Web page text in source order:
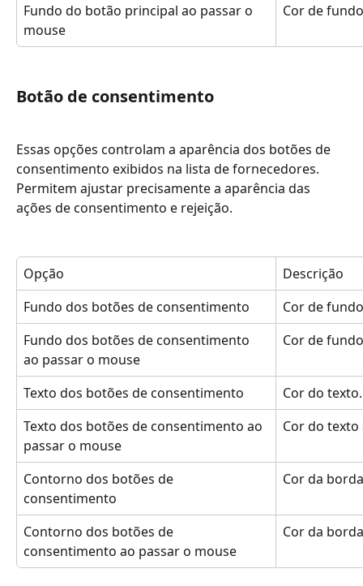
Fundo do botão principal ao passar o
mouse
Cor de
Botão de consentimento
Essas opções controlam a aparência dos botões de
consentimento exibidos na lista de fornecedores.
Permitem ajustar precisamente a aparência das
ações de consentimento e rejeição.
Opção
Descrição
Fundo dos botões de consentimento
Cor de
Fundo dos botões de consentimento
ao passar o mouse
Cor de
Texto dos botões de consentimento
Cor do texto.
Texto dos botões de consentimento ao
passar o mouse
Cor do texto
Contorno dos botões de
consentimento
Cor da
Contorno dos botões de
consentimento ao passar o mouse
Cor da